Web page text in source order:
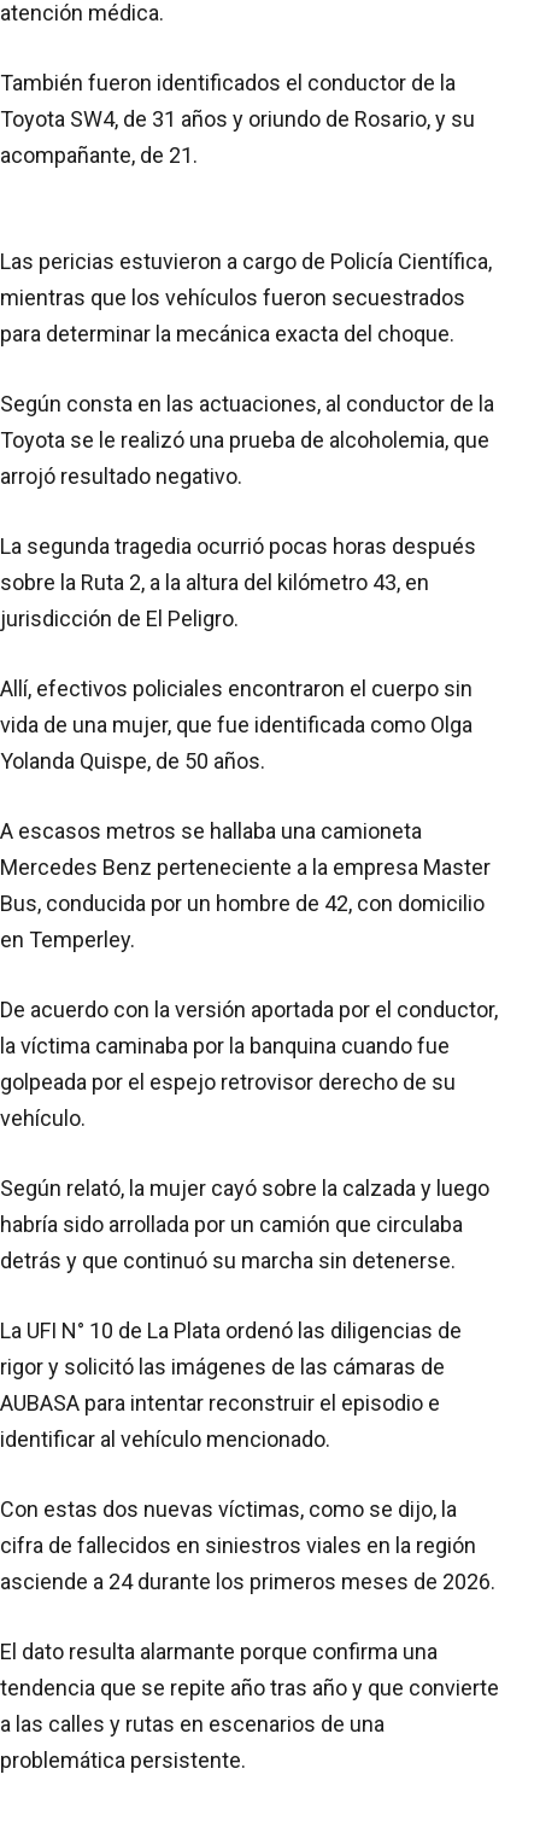
atención médica.
También fueron identificados el conductor de la
Toyota SW4, de 31 años y oriundo de Rosario, y su
acompañante, de 21.
Las pericias estuvieron a cargo de Policía Científica,
mientras que los vehículos fueron secuestrados
para determinar la mecánica exacta del choque.
Según consta en las actuaciones, al conductor de la
Toyota se le realizó una prueba de alcoholemia, que
arrojó resultado negativo.
La segunda tragedia ocurrió pocas horas después
sobre la Ruta 2, a la altura del kilómetro 43, en
jurisdicción de El Peligro.
Allí, efectivos policiales encontraron el cuerpo sin
vida de una mujer, que fue identificada como Olga
Yolanda Quispe, de 50 años.
A escasos metros se hallaba una camioneta
Mercedes Benz perteneciente a la empresa Master
Bus, conducida por un hombre de 42, con domicilio
en Temperley.
De acuerdo con la versión aportada por el conductor,
la víctima caminaba por la banquina cuando fue
golpeada por el espejo retrovisor derecho de su
vehículo.
Según relató, la mujer cayó sobre la calzada y luego
habría sido arrollada por un camión que circulaba
detrás y que continuó su marcha sin detenerse.
La UFI N° 10 de La Plata ordenó las diligencias de
rigor y solicitó las imágenes de las cámaras de
AUBASA para intentar reconstruir el episodio e
identificar al vehículo mencionado.
Con estas dos nuevas víctimas, como se dijo, la
cifra de fallecidos en siniestros viales en la región
asciende a 24 durante los primeros meses de 2026.
El dato resulta alarmante porque confirma una
tendencia que se repite año tras año y que convierte
a las calles y rutas en escenarios de una
problemática persistente.